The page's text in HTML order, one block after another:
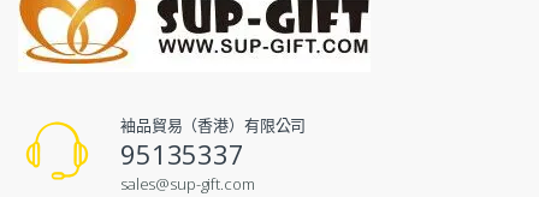
袖品貿易（香港）有限公司
95135337
sales@sup-gift.com